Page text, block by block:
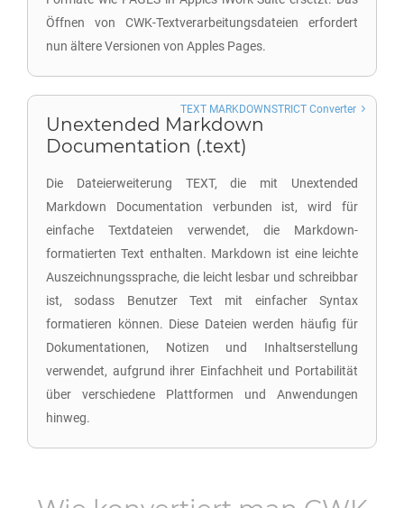
Öffnen von CWK-Textverarbeitungsdateien erfordert
nun ältere Versionen von Apples Pages.
Unextended Markdown
Documentation (.text)
Die Dateierweiterung TEXT, die mit Unextended
Markdown Documentation verbunden ist, wird für
einfache Textdateien verwendet, die Markdown-
formatierten Text enthalten. Markdown ist eine leichte
Auszeichnungssprache, die leicht lesbar und schreibbar
ist, sodass Benutzer Text mit einfacher Syntax
formatieren können. Diese Dateien werden häufig für
Dokumentationen, Notizen und Inhaltserstellung
verwendet, aufgrund ihrer Einfachheit und Portabilität
über verschiedene Plattformen und Anwendungen
hinweg.
TEXT MARKDOWNSTRICT Converter